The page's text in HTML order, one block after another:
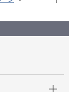
進